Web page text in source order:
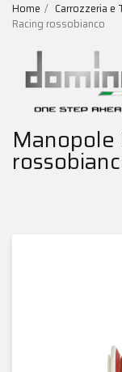
Home Carrozzeria e
Racing rossobianco
Manopole